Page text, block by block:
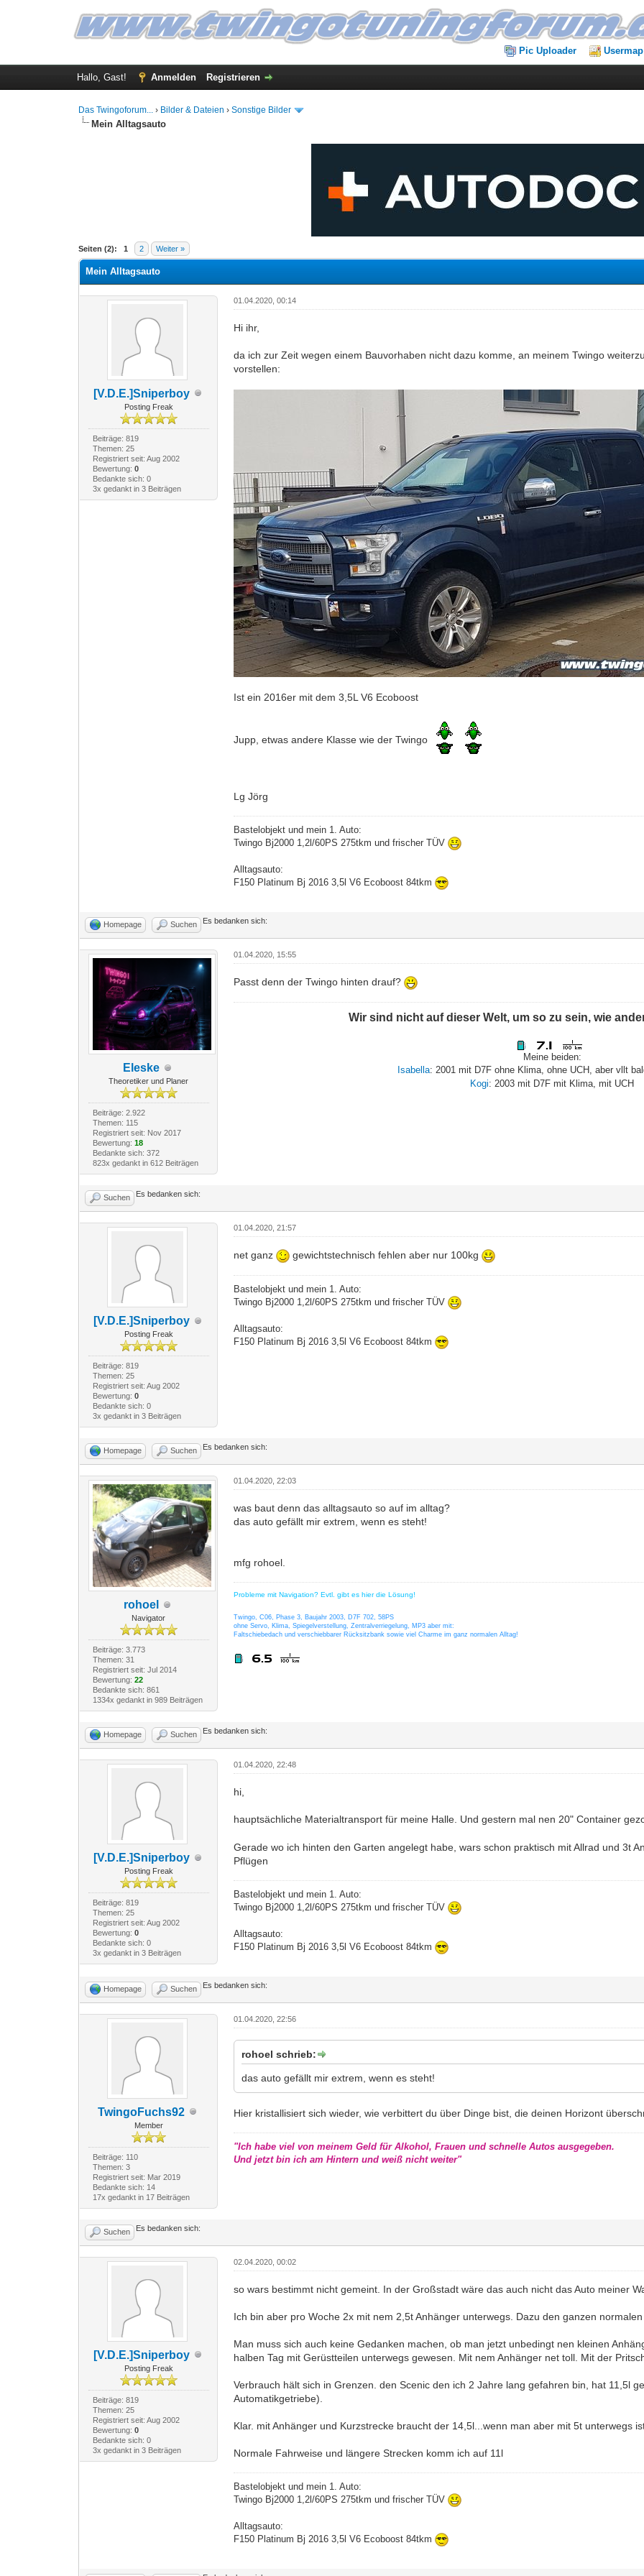
Pic Uploader Usermap
Hallo, Gast! Anmelden Registrieren
Das Twingoforum... › Bilder & Dateien ›Sonstige Bilder
Mein Alltagsauto
Seiten (2): 1 2 Weiter »
0 Bewertung(en) - 0 im Durchschnitt
1
2
3
4
5
Mein Alltagsauto
[V.D.E.]Sniperboy
Posting Freak
Beiträge: 819
Themen: 25
Registriert seit: Aug 2002
Bewertung: 0
Bedankte sich: 0
3x gedankt in 3 Beiträgen
01.04.2020, 00:14
Hi ihr,
da ich zur Zeit wegen einem Bauvorhaben nicht dazu komme, an meinem Twingo
vorstellen:
Ist ein 2016er mit dem 3,5L V6 Ecoboost
Jupp, etwas andere Klasse wie der Twingo
Lg Jörg
Bastelobjekt und mein 1. Auto:
Twingo Bj2000 1,2l/60PS 275tkm und frischer TÜV
Alltagsauto:
F150 Platinum Bj 2016 3,5l V6 Ecoboost 84tkm
Homepage Suchen Es bedanken sich:
Eleske
Theoretiker und Planer
Beiträge: 2.922
Themen: 115
Registriert seit: Nov 2017
Bewertung: 18
Bedankte sich: 372
823x gedankt in 612 Beiträgen
01.04.2020, 15:55
Passt denn der Twingo hinten drauf?
Wir sind nicht auf dieser Welt, um so zu sein, wie
Meine beiden:
Isabella: 2001 mit D7F ohne Klima, ohne UCH, aber vllt
Kogi: 2003 mit D7F mit Klima, mit UCH
Suchen Es bedanken sich:
[V.D.E.]Sniperboy
Posting Freak
Beiträge: 819
Themen: 25
Registriert seit: Aug 2002
Bewertung: 0
Bedankte sich: 0
3x gedankt in 3 Beiträgen
01.04.2020, 21:57
net ganz gewichtstechnisch fehlen aber nur 100kg
Bastelobjekt und mein 1. Auto:
Twingo Bj2000 1,2l/60PS 275tkm und frischer TÜV
Alltagsauto:
F150 Platinum Bj 2016 3,5l V6 Ecoboost 84tkm
Homepage Suchen Es bedanken sich:
rohoel
Navigator
Beiträge: 3.773
Themen: 31
Registriert seit: Jul 2014
Bewertung: 22
Bedankte sich: 861
1334x gedankt in 989 Beiträgen
01.04.2020, 22:03
was baut denn das alltagsauto so auf im alltag?
das auto gefällt mir extrem, wenn es steht!
mfg rohoel.
Probleme mit Navigation? Evtl. gibt es hier die Lösung!
Twingo, C06, Phase 3, Baujahr 2003, D7F 702, 58PS
ohne Servo, Klima, Spiegelverstellung, Zentralverriegelung, MP3 aber mit:
Faltschiebedach und verschiebbarer Rücksitzbank sowie viel Charme im ganz normalen Alltag!
Homepage Suchen Es bedanken sich:
[V.D.E.]Sniperboy
Posting Freak
Beiträge: 819
Themen: 25
Registriert seit: Aug 2002
Bewertung: 0
Bedankte sich: 0
3x gedankt in 3 Beiträgen
01.04.2020, 22:48
hi,
hauptsächliche Materialtransport für meine Halle. Und gestern mal nen 20" Container
Gerade wo ich hinten den Garten angelegt habe, wars schon praktisch mit Allrad und 3t
Pflügen
Bastelobjekt und mein 1. Auto:
Twingo Bj2000 1,2l/60PS 275tkm und frischer TÜV
Alltagsauto:
F150 Platinum Bj 2016 3,5l V6 Ecoboost 84tkm
Homepage Suchen Es bedanken sich:
TwingoFuchs92
Member
Beiträge: 110
Themen: 3
Registriert seit: Mar 2019
Bedankte sich: 14
17x gedankt in 17 Beiträgen
01.04.2020, 22:56
rohoel schrieb:
das auto gefällt mir extrem, wenn es steht!
Hier kristallisiert sich wieder, wie verbittert du über Dinge bist, die deinen Horizont
"Ich habe viel von meinem Geld für Alkohol, Frauen und schnelle Autos ausgegeben.
Und jetzt bin ich am Hintern und weiß nicht weiter"
Suchen Es bedanken sich:
[V.D.E.]Sniperboy
Posting Freak
Beiträge: 819
Themen: 25
Registriert seit: Aug 2002
Bewertung: 0
Bedankte sich: 0
3x gedankt in 3 Beiträgen
02.04.2020, 00:02
so wars bestimmt nicht gemeint. In der Großstadt wäre das auch nicht das Auto meiner
Ich bin aber pro Woche 2x mit nem 2,5t Anhänger unterwegs. Dazu den ganzen
Man muss sich auch keine Gedanken machen, ob man jetzt unbedingt nen kleinen
halben Tag mit Gerüstteilen unterwegs gewesen. Mit nem Anhänger net toll. Mit der
Verbrauch hält sich in Grenzen. den Scenic den ich 2 Jahre lang gefahren bin, hat 11,5l
Automatikgetriebe).
Klar. mit Anhänger und Kurzstrecke braucht der 14,5l...wenn man aber mit 5t unterwegs
Normale Fahrweise und längere Strecken komm ich auf 11l
Bastelobjekt und mein 1. Auto:
Twingo Bj2000 1,2l/60PS 275tkm und frischer TÜV
Alltagsauto:
F150 Platinum Bj 2016 3,5l V6 Ecoboost 84tkm